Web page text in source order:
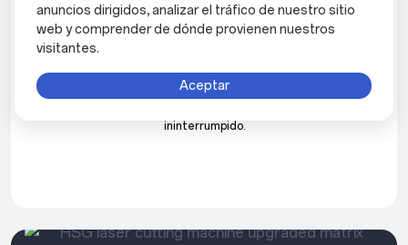
Con su innovador diseño de plataforma de intercambio doble, la
serie GX permite un ciclo de operación continuo donde el corte y
el procesamiento se ejecutan simultáneamente con carga y
productividad, brindando un aumento sustancial en la eficiencia
ininterrumpido.
anuncios dirigidos, analizar el tráfico de nuestro sitio
web y comprender de dónde provienen nuestros
visitantes.
Aceptar